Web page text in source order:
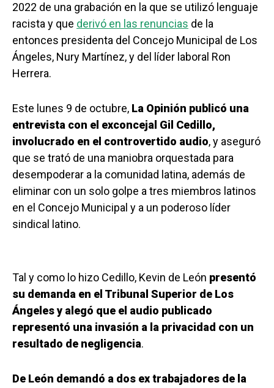
2022 de una grabación en la que se utilizó lenguaje
racista y que derivó en las renuncias de la
entonces presidenta del Concejo Municipal de Los
Ángeles, Nury Martínez, y del líder laboral Ron
Herrera.
Este lunes 9 de octubre, La Opinión publicó una
entrevista con el exconcejal Gil Cedillo,
involucrado en el controvertido audio, y aseguró
que se trató de una maniobra orquestada para
desempoderar a la comunidad latina, además de
eliminar con un solo golpe a tres miembros latinos
en el Concejo Municipal y a un poderoso líder
sindical latino.
Tal y como lo hizo Cedillo, Kevin de León presentó
su demanda en el Tribunal Superior de Los
Ángeles y alegó que el audio publicado
representó una invasión a la privacidad con un
resultado de negligencia.
De León demandó a dos ex trabajadores de la